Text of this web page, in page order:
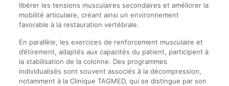
libérer les tensions musculaires secondaires et améliorer la
mobilité articulaire, créant ainsi un environnement
favorable à la restauration vertébrale.
En parallèle, les exercices de renforcement musculaire et
d’étirement, adaptés aux capacités du patient, participent à
la stabilisation de la colonne. Des programmes
individualisés sont souvent associés à la décompression,
notamment à la Clinique TAGMED, qui se distingue par son